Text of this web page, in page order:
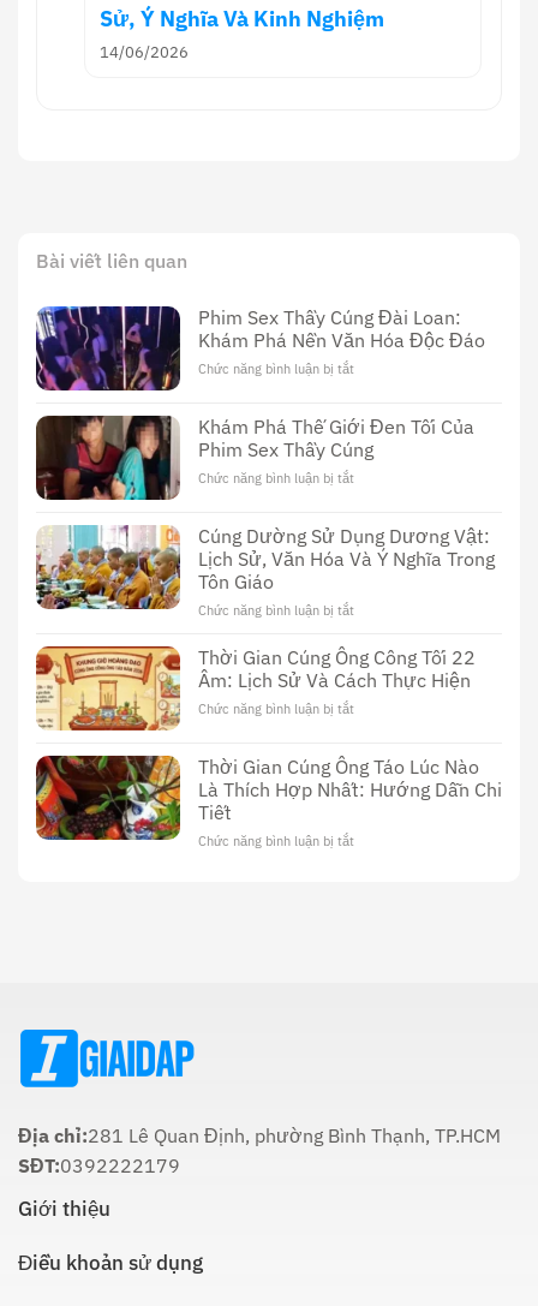
Sử, Ý Nghĩa Và Kinh Nghiệm
14/06/2026
Bài viết liên quan
Phim Sex Thầy Cúng Đài Loan:
Khám Phá Nền Văn Hóa Độc Đáo
Chức năng bình luận bị tắt
Thầy
Cúng
Phá
Nền
Khám Phá Thế Giới Đen Tối Của
Phim Sex Thầy Cúng
Chức năng bình luận bị tắt
Thế
Giới
Sex
Thầy
Cúng Dường Sử Dụng Dương Vật:
Lịch Sử, Văn Hóa Và Ý Nghĩa Trong
Tôn Giáo
Chức năng bình luận bị tắt
Dường
Sử
Dụng
Sử,
Văn
Thời Gian Cúng Ông Công Tối 22
Âm: Lịch Sử Và Cách Thực Hiện
Chức năng bình luận bị tắt
Cúng
Ông
Thời Gian Cúng Ông Táo Lúc Nào
Là Thích Hợp Nhất: Hướng Dẫn Chi
Tiết
Chức năng bình luận bị tắt
Chi
Tiết
Địa chỉ:281 Lê Quan Định, phường Bình Thạnh, TP.HCM
SĐT:0392222179
Giới thiệu
Điều khoản sử dụng